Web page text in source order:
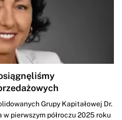
Grupy Kapitałowej Dr.
w pierwszym półroczu 2025 roku